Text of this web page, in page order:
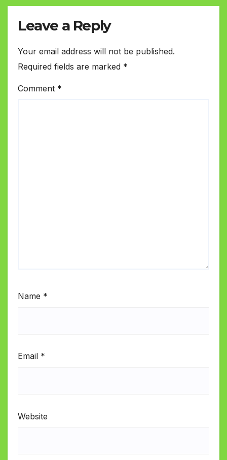
Leave a Reply
Your email address will not be published.
Required fields are marked *
Comment *
Name *
Email *
Website